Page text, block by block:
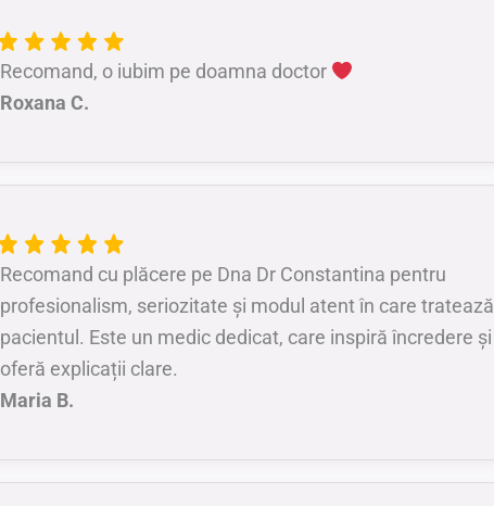
Recomand, o iubim pe doamna doctor
Roxana C.
Recomand cu plăcere pe Dna Dr Constantina pentru
profesionalism, seriozitate și modul atent în care tratează
pacientul. Este un medic dedicat, care inspiră încredere și
oferă explicații clare.
Maria B.